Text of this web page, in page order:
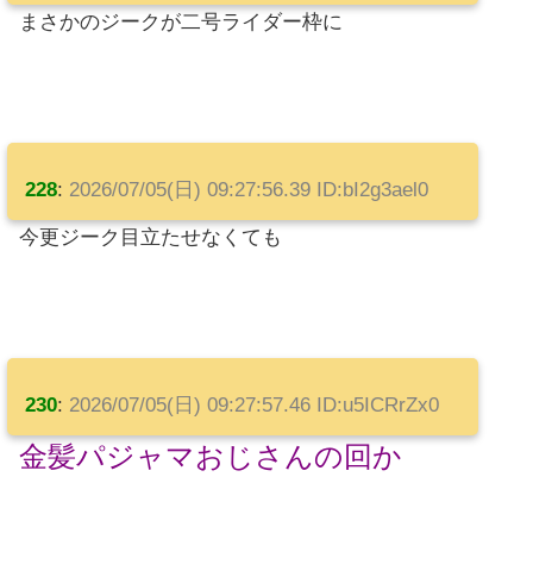
まさかのジークが二号ライダー枠に
228: 2026/07/05(日) 09:27:56.39 ID:bI2g3ael0
今更ジーク目立たせなくても
230: 2026/07/05(日) 09:27:57.46 ID:u5ICRrZx0
金髪パジャマおじさんの回か